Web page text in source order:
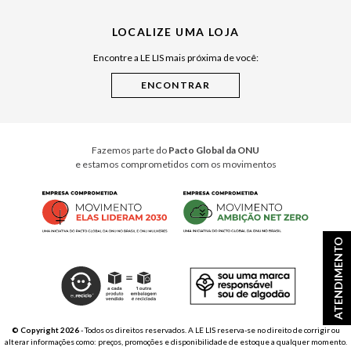
ATENDIMENTO
Cuidados Casa
LOCALIZE UMA LOJA
Encontre a LE LIS mais próxima de você:
Fazemos parte do Pacto Global da ONU
e estamos comprometidos com os movimentos
© Copyright 2026- Todos os direitos reservados. A LE LIS reserva-se no direito de corrigir ou
alterar informações como: preços, promoções e disponibilidade de estoque a qualquer momento.